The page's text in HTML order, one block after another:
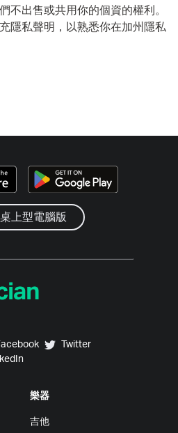
不出售或共用你的個資的權利。
隱私聲明，以熟悉你在加州隱私
桌上型電腦版
on Facebook
Yousician on Twitter
Twitter
on LinkedIn
樂器
吉他